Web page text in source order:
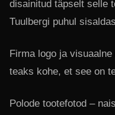
disainitud täpselt selle
Tuulbergi puhul
Firma logo ja
teaks kohe, et see on
Polode tootefotod –